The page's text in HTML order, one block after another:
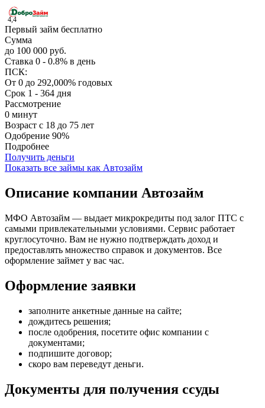
4,4
Первый займ бесплатно
Сумма
до 100 000 руб.
Ставка 0 - 0.8% в день
ПСК:
От 0 до 292,000% годовых
Срок 1 - 364 дня
Рассмотрение
0 минут
Возраст с 18 до 75 лет
Одобрение 90%
Подробнее
Получить деньги
Показать все займы как Автозайм
Описание компании Автозайм
МФО Автозайм — выдает микрокредиты под залог ПТС с
самыми привлекательными условиями. Сервис работает
круглосуточно. Вам не нужно подтверждать доход и
предоставлять множество справок и документов. Все
оформление займет у вас час.
Оформление заявки
заполните анкетные данные на сайте;
дождитесь решения;
после одобрения, посетите офис компании с
документами;
подпишите договор;
скоро вам переведут деньги.
Документы для получения ссуды